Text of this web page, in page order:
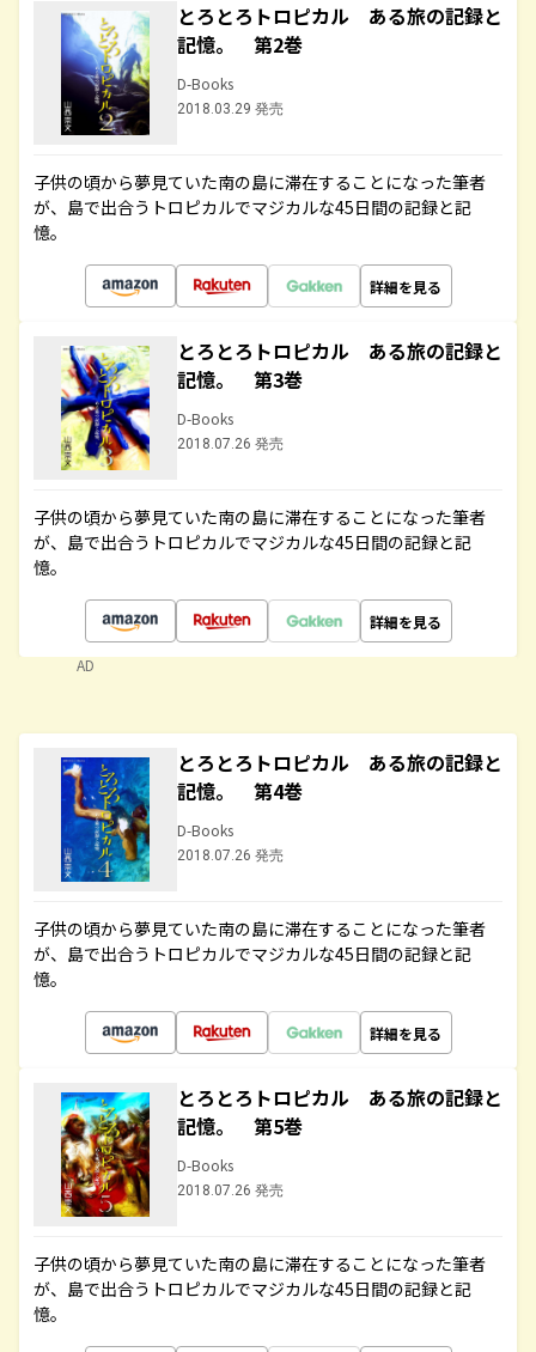
とろとろトロピカル ある旅の記録と
記憶。 第2巻
D-Books
2018.03.29 発売
子供の頃から夢見ていた南の島に滞在することになった筆者
が、島で出合うトロピカルでマジカルな45日間の記録と記
憶。
詳細を見る
とろとろトロピカル ある旅の記録と
記憶。 第3巻
D-Books
2018.07.26 発売
子供の頃から夢見ていた南の島に滞在することになった筆者
が、島で出合うトロピカルでマジカルな45日間の記録と記
憶。
詳細を見る
AD
とろとろトロピカル ある旅の記録と
記憶。 第4巻
D-Books
2018.07.26 発売
子供の頃から夢見ていた南の島に滞在することになった筆者
が、島で出合うトロピカルでマジカルな45日間の記録と記
憶。
詳細を見る
とろとろトロピカル ある旅の記録と
記憶。 第5巻
D-Books
2018.07.26 発売
子供の頃から夢見ていた南の島に滞在することになった筆者
が、島で出合うトロピカルでマジカルな45日間の記録と記
憶。